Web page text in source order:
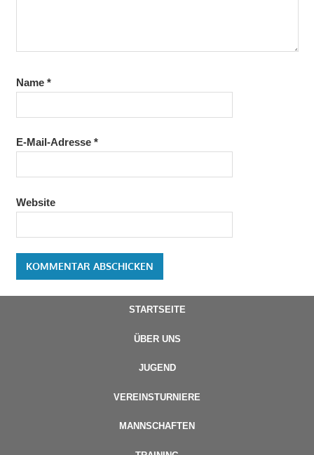
Name *
E-Mail-Adresse *
Website
STARTSEITE
ÜBER UNS
JUGEND
VEREINSTURNIERE
MANNSCHAFTEN